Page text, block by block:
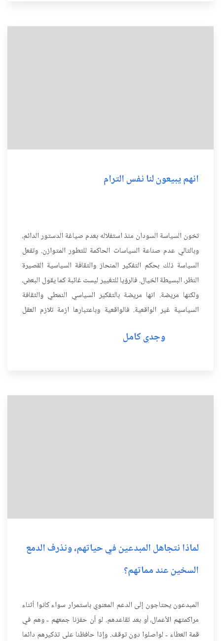
انهم يبيعون لنا نفس الترام
تخون السياسة السودان منذ استفلاله بعدم صياغة الدستور الدائم،
وبالتالي عدم صناعة السياسات الحاكمة للتطور المتوازن. وتفعل
السياسة ذلك بحكم التفكير المنحاز والثقافة السياسية القصيرة
النظر، البسيطة الخيال. فالرؤيا للتغيير ليست غائبة كما يقول البعض،
ولكنها مريضة. انها مريضة بالتفكير السياسي النمطي والثقافة
السياسية غير الواقعية. فالواقعية وباعتبارها ازمة تلازم العقل
وجدي كامل
لماذا نتجاهل المبدعين في حياتهم، ونذرف الدمع
السخين عند مماتهم؟
المبدعون يحتاجون إلى الدعم المعنوي باستمرار سواء كانوا أثناء
مراكمتهم الأعمال، أو بعد تقاعدهم. لو أن حفزنا جمعهم - وهم في
قمة العطاء - لواصلوا دون توقف. وإذا حافظنا على تذكيرهم دائما